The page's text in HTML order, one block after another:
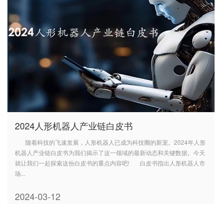
2024人形机器人产业链白皮书
随着科技的飞速发展，人形机器人已成为科技圈的新宠。2024年人形
机器人产业链白皮书为我们揭示了这一领域的最新动态和关键数据。今天
就让我们一起探索这份白皮书的重点内容吧! 白皮书指出人形机器人市
场...
2024-03-12